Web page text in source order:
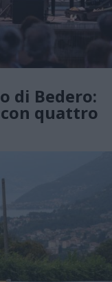
di Bedero:
quattro